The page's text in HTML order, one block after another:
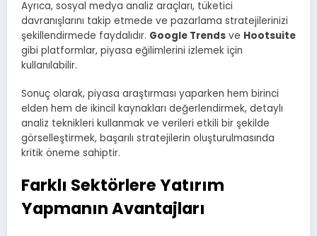
Ayrıca, sosyal medya analiz araçları, tüketici
davranışlarını takip etmede ve pazarlama stratejilerinizi
şekillendirmede faydalıdır. Google Trends ve Hootsuite
gibi platformlar, piyasa eğilimlerini izlemek için
kullanılabilir.
Sonuç olarak, piyasa araştırması yaparken hem birinci
elden hem de ikincil kaynakları değerlendirmek, detaylı
analiz teknikleri kullanmak ve verileri etkili bir şekilde
görselleştirmek, başarılı stratejilerin oluşturulmasında
kritik öneme sahiptir.
Farklı Sektörlere Yatırım
Yapmanın Avantajları